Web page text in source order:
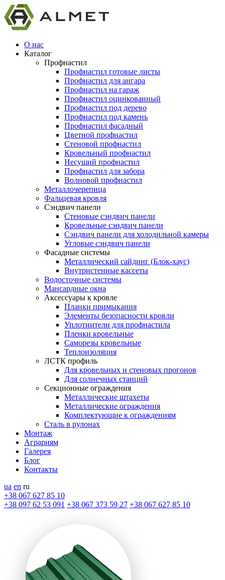
О нас
Каталог
Профнастил
Профнастил готовые листы
Профнастил для ангара
Профнастил на гараж
Профнастил оцинкованный
Профнастил под дерево
Профнастил под камень
Профнастил фасадный
Цветной профнастил
Стеновой профнастил
Кровельный профнастил
Несущий профнастил
Профнастил для забора
Волновой профнастил
Металлочерепица
Фальцевая кровля
Сэндвич панели
Стеновые сэндвич панели
Кровельные сэндвич панели
Сэндвич панели для холодильной камеры
Угловые сэндвич панели
Фасадные системы
Металлический сайдинг (Блок-хаус)
Внутристенные кассеты
Водосточные системы
Мансардные окна
Аксессуары к кровле
Планки примыкания
Элементы безопасности кровли
Уплотнители для профнастила
Пленки кровельные
Саморезы кровельные
Теплоизоляция
ЛСТК профиль
Для кровельных и стеновых прогонов
Для солнечных станций
Секционные ограждения
Металлические штахеты
Металлические ограждения
Комплектующие к ограждениям
Сталь в рулонах
Монтаж
Аграриям
Галерея
Блог
Контакты
ua en ru
+38 067 627 85 10
+38 097 62 53 091 +38 067 373 59 27 +38 067 627 85 10